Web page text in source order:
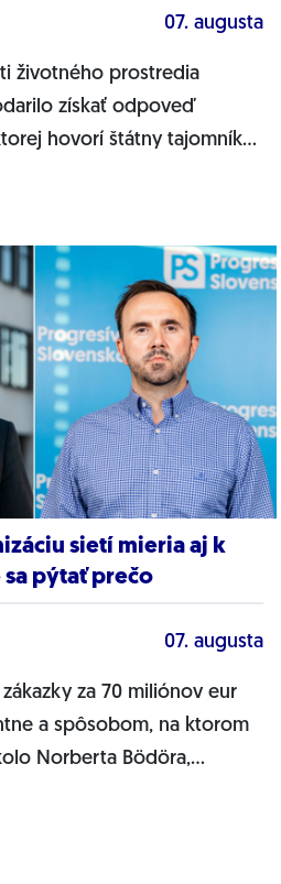
07. augusta
životného prostredia
získať odpoveď
hovorí štátny tajomník
jednoznačne...
sietí mieria aj k
pýtať prečo
07. augusta
za 70 miliónov eur
a spôsobom, na ktorom
Norberta Bödöra,
Slovenska a...